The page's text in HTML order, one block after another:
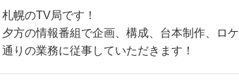
札幌のTV局です！
夕方の情報番組で企画、構成、台本制作、ロ
通りの業務に従事していただきます！